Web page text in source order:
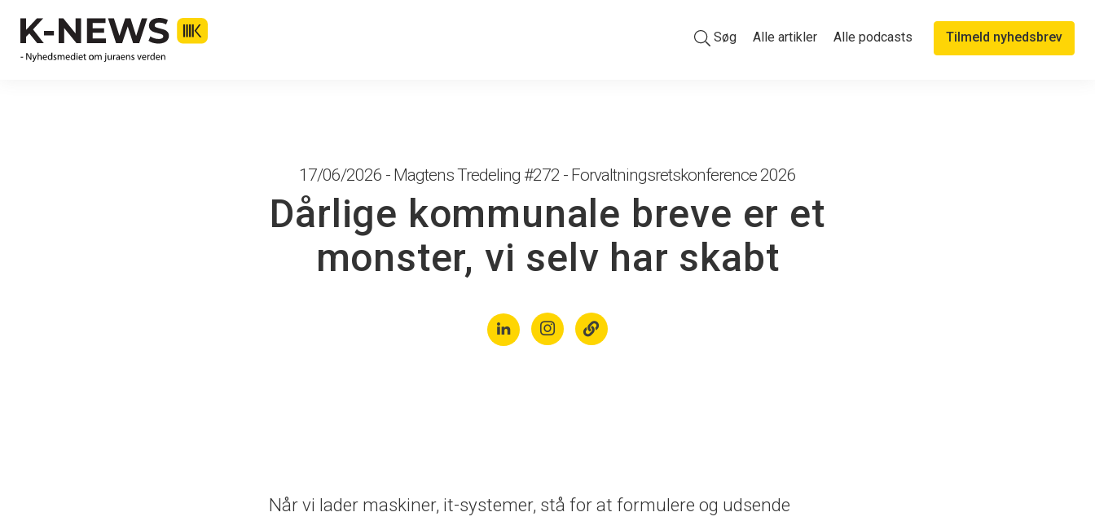
Tilmeld nyhedsbrev
Søg Alle artikler Alle podcasts
17/06/2026 - Magtens Tredeling #272 - Forvaltningsretskonference 2026
Dårlige kommunale breve er et
monster, vi selv har skabt
Når vi lader maskiner, it-systemer, stå for at formulere og udsende